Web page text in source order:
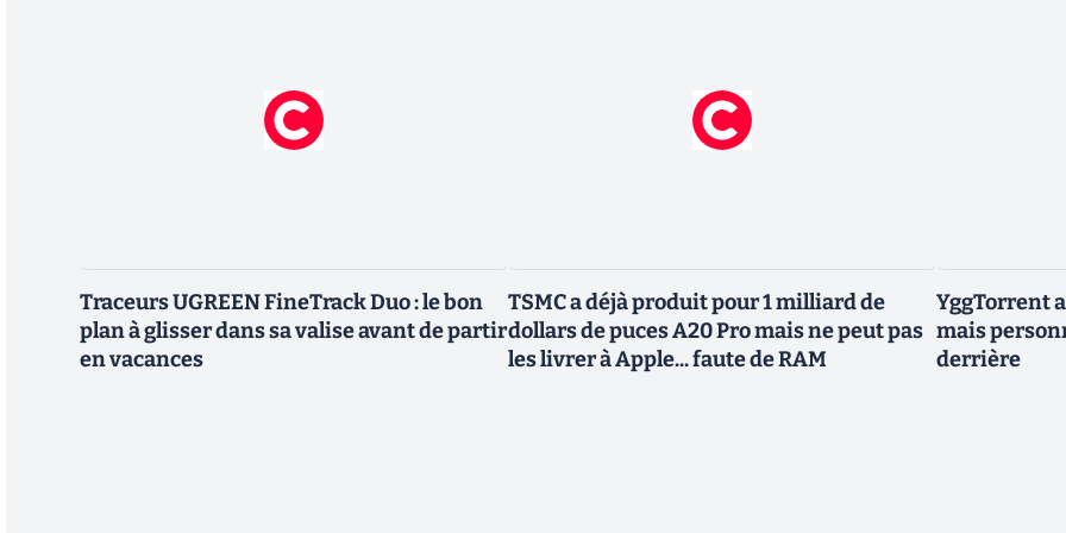
Traceurs UGREEN FineTrack Duo : le bon
plan à glisser dans sa valise avant de partir
en vacances
TSMC a déjà produit pour 1 milliard de
dollars de puces A20 Pro mais ne peut pas
les livrer à Apple... faute de RAM
YggTorrent
mais
derrière